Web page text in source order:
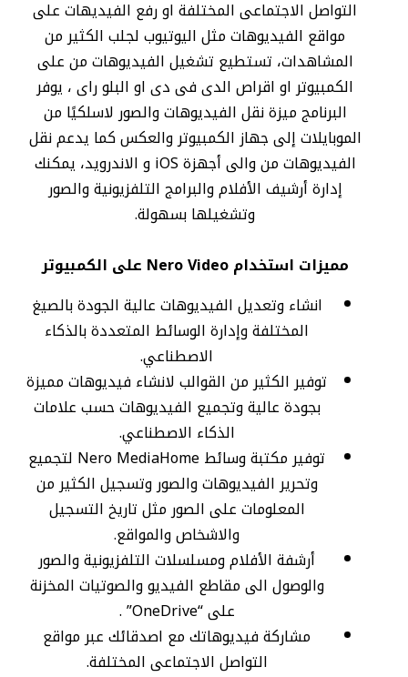
التواصل الاجتماعى المختلفة او رفع الفيديهات على
مواقع الفيديوهات مثل اليوتيوب لجلب الكثير من
المشاهدات، تستطيع تشغيل الفيديوهات من على
الكمبيوتر او اقراص الدى فى دى او البلو راى ، يوفر
البرنامج ميزة نقل الفيديوهات والصور لاسلكيًا من
الموبايلات إلى جهاز الكمبيوتر والعكس كما يدعم نقل
الفيديوهات من والى أجهزة iOS و الاندرويد، يمكنك
إدارة أرشيف الأفلام والبرامج التلفزيونية والصور
وتشغيلها بسهولة.
مميزات استخدام Nero Video على الكمبيوتر
انشاء وتعديل الفيديوهات عالية الجودة بالصيغ
المختلفة وإدارة الوسائط المتعددة بالذكاء
الاصطناعي.
توفير الكثير من القوالب لانشاء فيديوهات مميزة
بجودة عالية وتجميع الفيديوهات حسب علامات
الذكاء الاصطناعي.
توفير مكتبة وسائط Nero MediaHome لتجميع
وتحرير الفيديوهات والصور وتسجيل الكثير من
المعلومات على الصور مثل تاريخ التسجيل
والاشخاص والمواقع.
أرشفة الأفلام ومسلسلات التلفزيونية والصور
والوصول الى مقاطع الفيديو والصوتيات المخزنة
على “OneDrive” .
مشاركة فيديوهاتك مع اصدقائك عبر مواقع
التواصل الاجتماعى المختلفة.